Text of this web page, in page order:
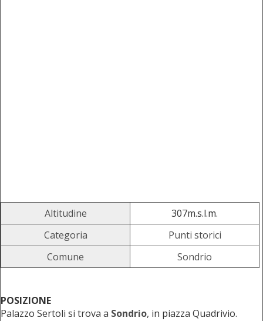
Altitudine
307m.s.l.m.
Categoria
Punti storici
Comune
Sondrio
POSIZIONE
Palazzo Sertoli si trova a Sondrio, in piazza Quadrivio.